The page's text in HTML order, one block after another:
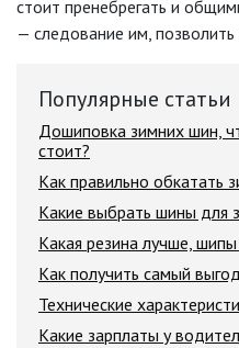
стоит пренебрегать и
— следование им,
Популярные статьи
Дошиповка зимних шин,
стоит?
Как правильно обкатать
Какие выбрать шины для
Какая резина лучше,
Как получить самый
Технические
Какие зарплаты у